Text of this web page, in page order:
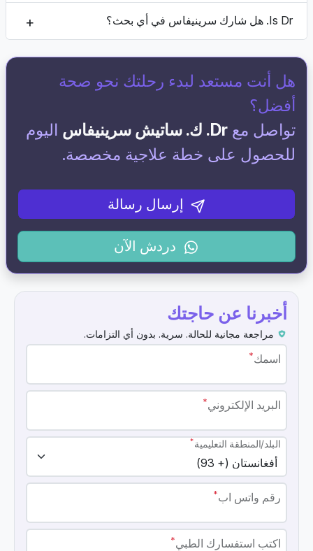
Is Dr. هل شارك سرينيفاس في أي بحث؟
هل أنت مستعد لبدء رحلتك نحو صحة
أفضل؟
تواصل مع Dr. ك. ساتيش سرينيفاس
اليوم
للحصول على خطة علاجية مخصصة.
إرسال رسالة
دردش الآن
أخبرنا عن حاجتك
مراجعة مجانية للحالة. سرية. بدون أي التزامات.
اسمك*
البريد الإلكتروني*
البلد/المنطقة التعليمية*
رقم واتس اب*
اكتب استفسارك الطبي*